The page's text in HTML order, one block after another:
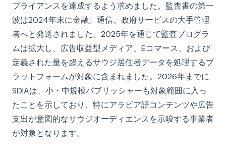
プライアンスを達成するよう求めました。監査書の第一
波は2024年末に金融、通信、政府サービスの大手管理
者へと発送されました。2025年を通じて監査プログラ
ムは拡大し、広告収益型メディア、Eコマース、および
定義された量を超えるサウジ居住者データを処理するプ
ラットフォームが対象に含まれました。2026年までに
SDIAは、小・中規模パブリッシャーも対象範囲に入っ
たことを示しており、特にアラビア語コンテンツや広告
支出が意図的なサウジオーディエンスを示唆する事業者
が対象となります。